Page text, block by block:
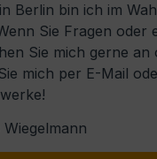
Berlin bin ich im
Sie Fragen oder
Sie mich gerne an
mich per E-Mail